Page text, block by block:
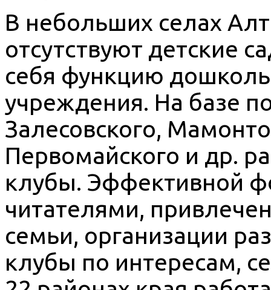
В небольших селах
отсутствуют детские
себя функцию
учреждения. На базе
Залесовского,
Первомайского и др.
клубы. Эффективной
читателями,
семьи, организации
клубы по интересам,